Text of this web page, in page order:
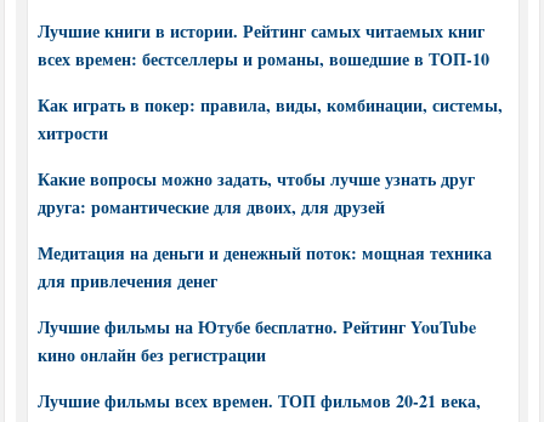
Лучшие книги в истории. Рейтинг самых читаемых книг
всех времен: бестселлеры и романы, вошедшие в ТОП-10
Как играть в покер: правила, виды, комбинации, системы,
хитрости
Какие вопросы можно задать, чтобы лучше узнать друг
друга: романтические для двоих, для друзей
Медитация на деньги и денежный поток: мощная техника
для привлечения денег
Лучшие фильмы на Ютубе бесплатно. Рейтинг YouTube
кино онлайн без регистрации
Лучшие фильмы всех времен. ТОП фильмов 20-21 века,